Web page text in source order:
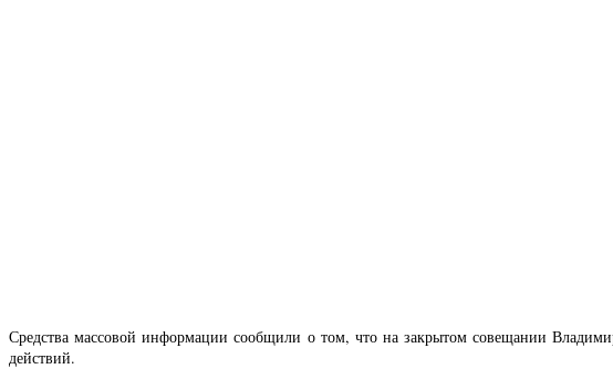
Средства массовой информации сообщили о том, что на закрытом совещании
действий.